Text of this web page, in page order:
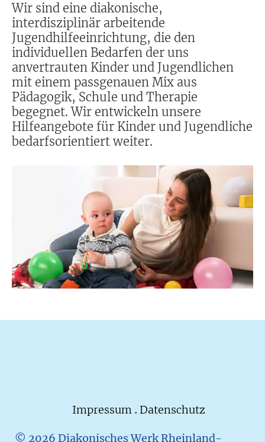
Wir sind eine diakonische,
interdisziplinär arbeitende
Jugendhilfeeinrichtung, die den
individuellen Bedarfen der uns
anvertrauten Kinder und Jugendlichen
mit einem passgenauen Mix aus
Pädagogik, Schule und Therapie
begegnet. Wir entwickeln unsere
Hilfeangebote für Kinder und Jugendliche
bedarfsorientiert weiter.
Impressum . Datenschutz
© 2026 Diakonisches Werk Rheinland-